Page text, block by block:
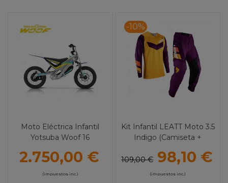
Moto Eléctrica Infantil
Yotsuba Woof 16
2.750,00 €
(impuestos inc.)
-10%
Kit Infantil LEATT Moto 3.5
Indigo (Camiseta +
109,00 € 98,10 €
(impuestos inc.)